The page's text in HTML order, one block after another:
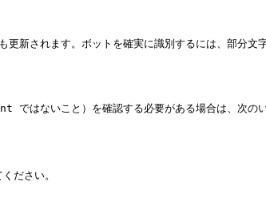
新されます。ボットを確実に識別するには、部分
ないこと）を確認する必要がある場合は、次の
ださい。